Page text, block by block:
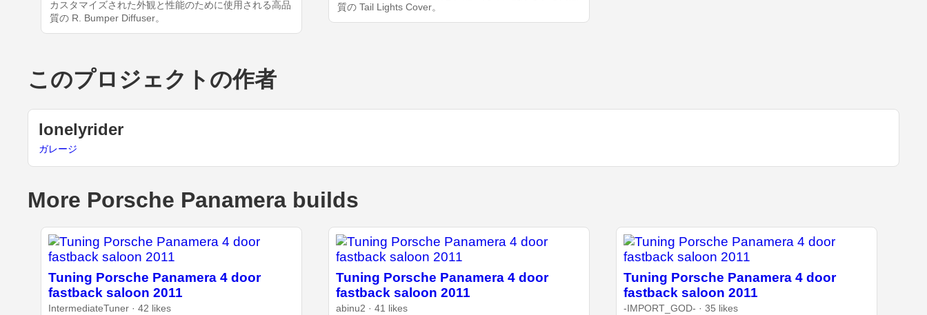
カスタマイズされた外観と性能のために使用される高品
質の R. Bumper Diffuser。
質の Tail Lights Cover。
このプロジェクトの作者
lonelyrider
ガレージ
More Porsche Panamera builds
Tuning Porsche Panamera 4 door
fastback saloon 2011
IntermediateTuner · 42 likes
Tuning Porsche Panamera 4 door
fastback saloon 2011
abinu2 · 41 likes
Tuning Porsche Panamera 4 door
fastback saloon 2011
-IMPORT_GOD- · 35 likes